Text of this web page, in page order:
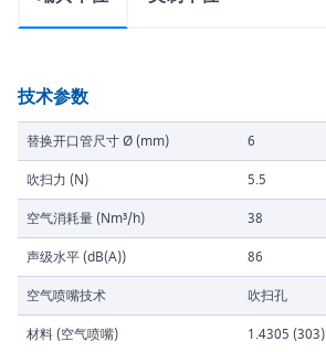
技术参数
替换开口管尺寸 Ø (mm)
6
吹扫力 (N)
5.5
空气消耗量 (Nm³/h)
38
声级水平 (dB(A))
86
空气喷嘴技术
吹扫孔
材料 (空气喷嘴)
1.4305 (303)